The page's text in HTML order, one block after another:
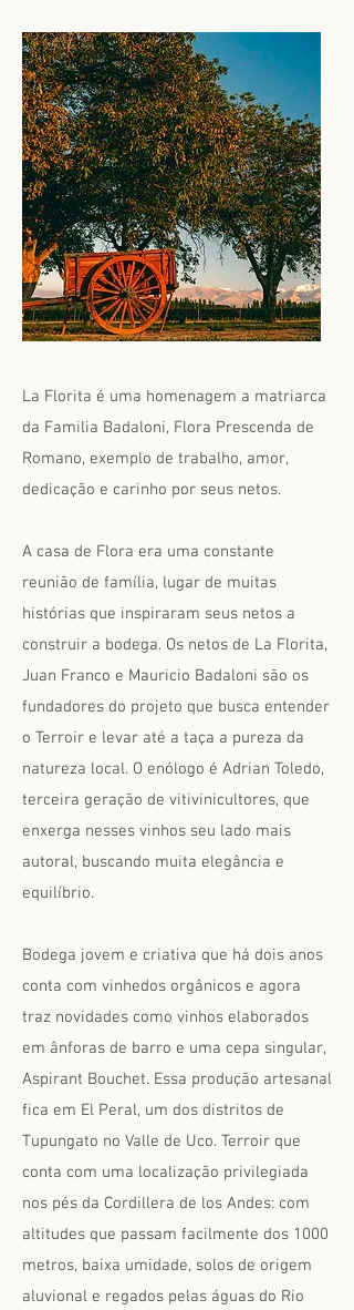
La Florita é uma homenagem a matriarca
da Familia Badaloni, Flora Prescenda de
Romano, exemplo de trabalho, amor,
dedicação e carinho por seus netos.
A casa de Flora era uma constante
reunião de família, lugar de muitas
histórias que inspiraram seus netos a
construir a bodega. Os netos de La Florita,
Juan Franco e Mauricio Badaloni são os
fundadores do projeto que busca entender
o Terroir e levar até a taça a pureza da
natureza local. O enólogo é Adrian Toledo,
terceira geração de vitivinicultores, que
enxerga nesses vinhos seu lado mais
autoral, buscando muita elegância e
equilíbrio.
Bodega jovem e criativa que há dois anos
conta com vinhedos orgânicos e agora
traz novidades como vinhos elaborados
em ânforas de barro e uma cepa singular,
Aspirant Bouchet. Essa produção artesanal
fica em El Peral, um dos distritos de
Tupungato no Valle de Uco. Terroir que
conta com uma localização privilegiada
nos pés da Cordillera de los Andes: com
altitudes que passam facilmente dos 1000
metros, baixa umidade, solos de origem
aluvional e regados pelas águas do Rio